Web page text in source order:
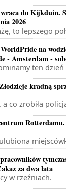
do Kijkduin.
2026
to lepszego
na
- Amsterdam -
ten
kradną
co zrobiła
za dwa lata
w rzeźniach.